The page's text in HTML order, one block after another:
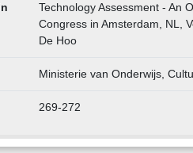
Technology Assessment - An
Congress in Amsterdam, NL,
De Hoo
Ministerie van Onderwijs,
269-272